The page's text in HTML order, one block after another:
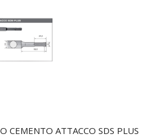
CEMENTO ATTACCO SDS PLUS